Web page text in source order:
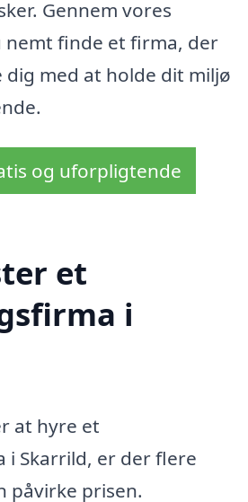
Gennem vores
finde et firma, der
med at holde dit miljø
og uforpligtende
et
i
at hyre et
Skarrild, er der flere
påvirke prisen.